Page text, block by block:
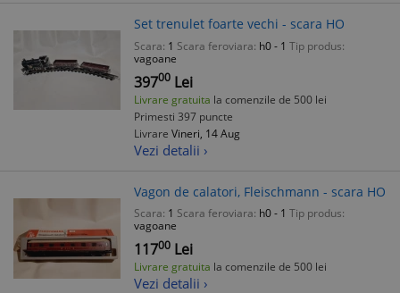
Set trenulet foarte vechi - scara HO
Scara: 1 Scara feroviara: h0 - 1 Tip produs:
vagoane
39700 Lei
Livrare gratuita la comenzile de 500 lei
Primesti 397 puncte
Livrare Vineri, 14 Aug
Vezi detalii ›
Vagon de calatori, Fleischmann - scara HO
Scara: 1 Scara feroviara: h0 - 1 Tip produs:
vagoane
11700 Lei
Livrare gratuita la comenzile de 500 lei
Vezi detalii ›